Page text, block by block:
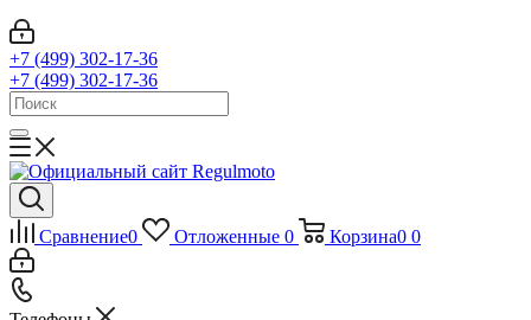
+7 (499) 302-17-36
+7 (499) 302-17-36
Сравнение0 Отложенные 0 Корзина0 0